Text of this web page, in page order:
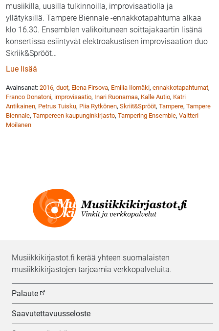
musiikilla, uusilla tulkinnoilla, improvisaatiolla ja
yllätyksillä. Tampere Biennale -ennakkotapahtuma alkaa
klo 16.30. Ensemblen valikoituneen soittajakaartin lisänä
konsertissa esiintyvät elektroakustisen improvisaation duo
Skriik&Sprööt…
Lue lisää
Avainsanat: 2016, duot, Elena Firsova, Emilia Ilomäki, ennakkotapahtumat,
Franco Donatoni, improvisaatio, Inari Ruonamaa, Kalle Autio, Katri
Antikainen, Petrus Tuisku, Piia Rytkönen, Skriit&Sprööt, Tampere, Tampere
Biennale, Tampereen kaupunginkirjasto, Tampering Ensemble, Valtteri
Moilanen
Musiikkikirjastot.fi kerää yhteen suomalaisten
musiikkikirjastojen tarjoamia verkkopalveluita.
Palaute
Saavutettavuusseloste